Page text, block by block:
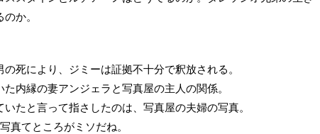
か。
死により、ジミーは証拠不十分で釈放される。
内縁の妻アンジェラと写真屋の主人の関係。
いたと言って指さしたのは、写真屋の夫婦の写真。
真てところがミソだね。